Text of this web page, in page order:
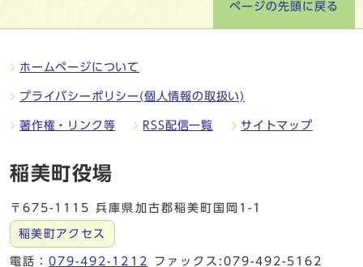
ページの先頭に戻る
ホームページについて
プライバシーポリシー(個人情報の取扱い)
著作権・リンク等 RSS配信一覧 サイトマップ
稲美町役場
〒675-1115 兵庫県加古郡稲美町国岡1-1
稲美町アクセス
電話：079-492-1212 ファックス:079-492-5162